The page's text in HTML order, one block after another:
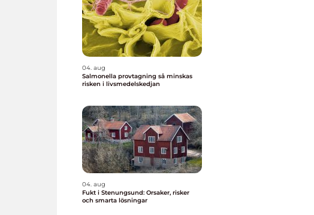
04. aug
Salmonella provtagning så minskas
risken i livsmedelskedjan
04. aug
Fukt i Stenungsund: Orsaker, risker
och smarta lösningar